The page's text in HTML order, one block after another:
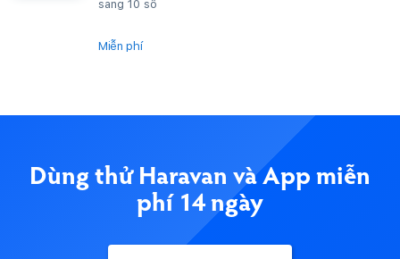
sang 10 số
Miễn phí
Dùng thử Haravan và App miễn
phí 14 ngày